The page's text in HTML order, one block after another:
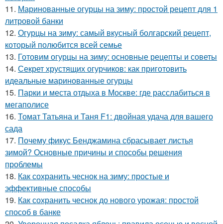
11. Маринованные огурцы на зиму: простой рецепт для 1
литровой банки
12. Огурцы на зиму: самый вкусный болгарский рецепт,
который полюбится всей семье
13. Готовим огурцы на зиму: основные рецепты и советы
14. Секрет хрустящих огурчиков: как приготовить
идеальные маринованные огурцы
15. Парки и места отдыха в Москве: где расслабиться в
мегаполисе
16. Томат Татьяна и Таня F1: двойная удача для вашего
сада
17. Почему фикус Бенджамина сбрасывает листья
зимой? Основные причины и способы решения
проблемы
18. Как сохранить чеснок на зиму: простые и
эффективные способы
19. Как сохранить чеснок до нового урожая: простой
способ в банке